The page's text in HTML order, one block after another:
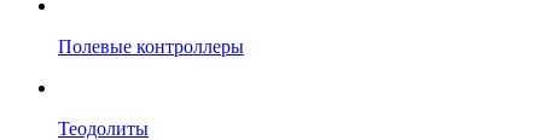
Полевые контроллеры
Теодолиты